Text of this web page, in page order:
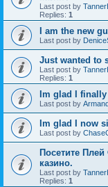
Last post by
Replies: 1
I am the new
Last post by
Just wanted to
Last post by
Replies: 1
Im glad I
Last post by
Im glad I now
Last post by
Посетите
казино.
Last post by
Replies: 1